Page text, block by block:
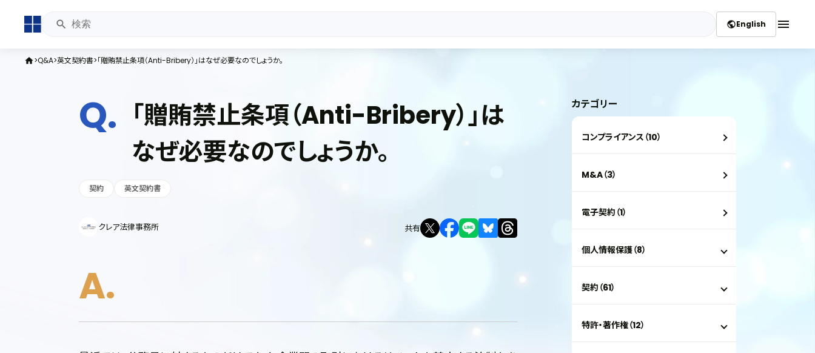
publicEnglish menu
home Q&A 英文契約書 「贈賄禁止条項（Anti-Bribery）」はなぜ必要なのでしょうか。
「贈賄禁止条項（Anti-Bribery）」は
なぜ必要なのでしょうか。
契約 英文契約書
クレア法律事務所 共有
カテゴリー
コンプライアンス（10）
M&A（3）
電子契約（1）
個人情報保護（8）
契約（61）
特許・著作権（12）